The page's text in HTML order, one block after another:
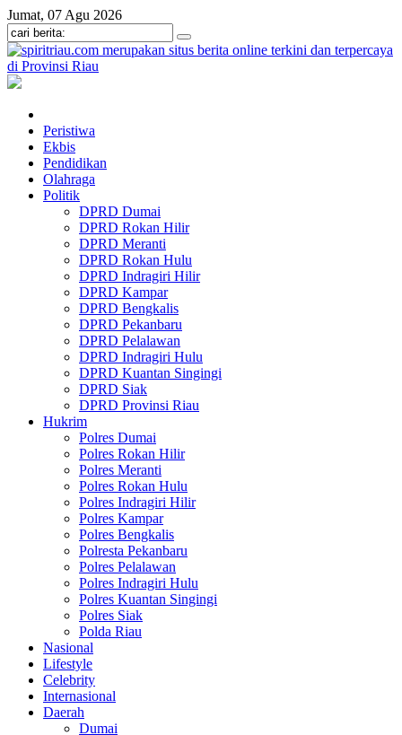
Jumat, 07 Agu 2026
Peristiwa
Ekbis
Pendidikan
Olahraga
Politik
DPRD Dumai
DPRD Rokan Hilir
DPRD Meranti
DPRD Rokan Hulu
DPRD Indragiri Hilir
DPRD Kampar
DPRD Bengkalis
DPRD Pekanbaru
DPRD Pelalawan
DPRD Indragiri Hulu
DPRD Kuantan Singingi
DPRD Siak
DPRD Provinsi Riau
Hukrim
Polres Dumai
Polres Rokan Hilir
Polres Meranti
Polres Rokan Hulu
Polres Indragiri Hilir
Polres Kampar
Polres Bengkalis
Polresta Pekanbaru
Polres Pelalawan
Polres Indragiri Hulu
Polres Kuantan Singingi
Polres Siak
Polda Riau
Nasional
Lifestyle
Celebrity
Internasional
Daerah
Dumai